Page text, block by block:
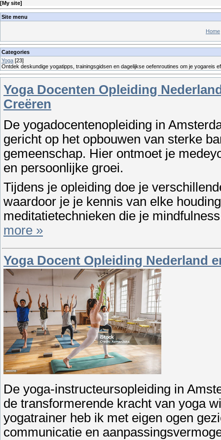
[My site]
Site menu
Home
Categories
Yoga [23]
Ontdek deskundige yogatipps, trainingsgidsen en dagelijkse oefenroutines om je yogareis
Yoga Docenten Opleiding
Creëren
De yogadocentenopleiding in
gericht op het opbouwen van sterke
gemeenschap. Hier ontmoet je
en persoonlijke groei.
Tijdens je opleiding doe je
waardoor je je kennis van elke
meditatietechnieken die je
more »
Yoga Docent Opleiding Nederland
De yoga-instructeursopleiding in
de transformerende kracht van yoga
yogatrainer heb ik met eigen ogen
communicatie en